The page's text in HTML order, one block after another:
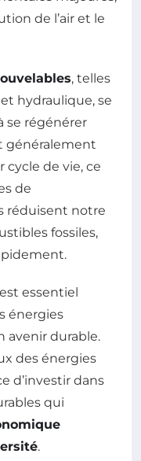
de l’air et le
, telles
hydraulique, se
se régénérer
généralement
cycle de vie, ce
de
réduisent notre
fossiles,
essentiel
énergies
avenir durable.
des énergies
d’investir dans
qui
.